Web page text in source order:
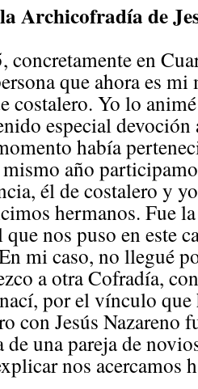
Archicofradía de
concretamente en
que ahora es
costalero. Yo lo
especial devoción
había
año
él de costalero y
hermanos. Fue
nos puso en este
mi caso, no llegué
a otra Cofradía,
por el vínculo
con Jesús Nazareno
una pareja de
nos acercamos